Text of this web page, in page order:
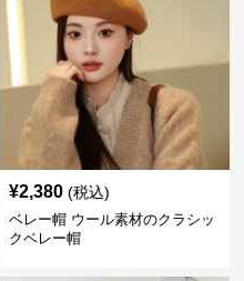
¥2,380 (税込)
ベレー帽 ウール素材のクラシッ
クベレー帽